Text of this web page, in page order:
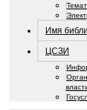
Имя
ЦСЗИ